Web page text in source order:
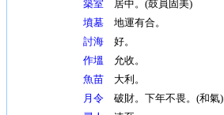
築室居中。(鼓員固美)
墳墓地運有合。
討海好。
作塭 允收。
魚苗大利。
月令破財。下年不畏。(和氣)